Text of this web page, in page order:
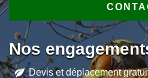
Nos
Devis et déplacement